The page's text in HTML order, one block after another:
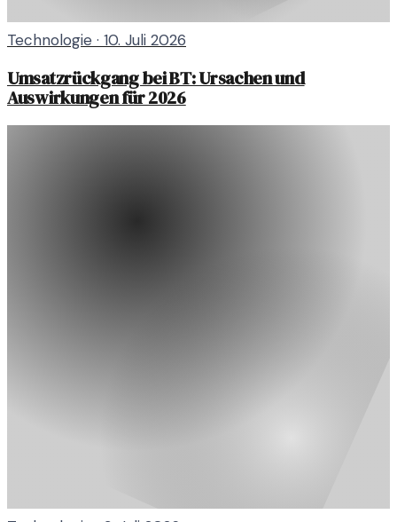
Technologie · 10. Juli 2026
Umsatzrückgang bei BT: Ursachen und
Auswirkungen für 2026